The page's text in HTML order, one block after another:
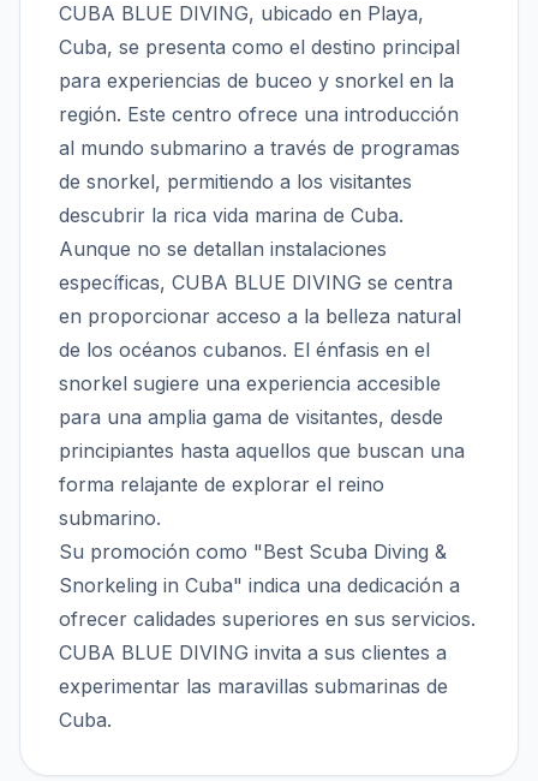
CUBA BLUE DIVING, ubicado en Playa,
Cuba, se presenta como el destino principal
para experiencias de buceo y snorkel en la
región. Este centro ofrece una introducción
al mundo submarino a través de programas
de snorkel, permitiendo a los visitantes
descubrir la rica vida marina de Cuba.
Aunque no se detallan instalaciones
específicas, CUBA BLUE DIVING se centra
en proporcionar acceso a la belleza natural
de los océanos cubanos. El énfasis en el
snorkel sugiere una experiencia accesible
para una amplia gama de visitantes, desde
principiantes hasta aquellos que buscan una
forma relajante de explorar el reino
submarino.
Su promoción como "Best Scuba Diving &
Snorkeling in Cuba" indica una dedicación a
ofrecer calidades superiores en sus servicios.
CUBA BLUE DIVING invita a sus clientes a
experimentar las maravillas submarinas de
Cuba.